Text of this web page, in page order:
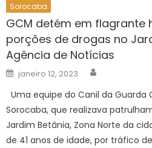
Sorocaba
GCM detém em flagrante
porções de drogas no
Agência de Notícias
Posted
on
janeiro 12, 2023
Uma equipe do Canil da Guarda
Sorocaba, que realizava
Jardim Betânia, Zona Norte da
de 41 anos de idade, por tráfico